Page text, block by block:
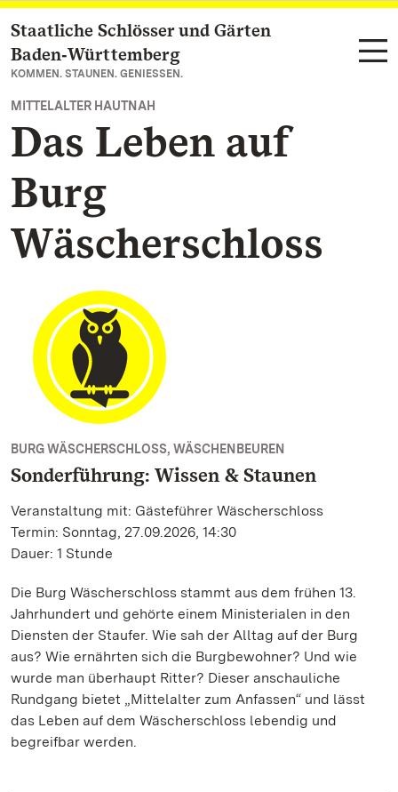
Zum Hauptinhalt springen
Staatliche Schlösser und Gärten
Baden‑Württemberg
KOMMEN. STAUNEN. GENIESSEN.
MITTELALTER HAUTNAH
Das Leben auf
Burg
Wäscherschloss
BURG WÄSCHERSCHLOSS, WÄSCHENBEUREN
Sonderführung: Wissen & Staunen
Veranstaltung mit: Gästeführer Wäscherschloss
Termin: Sonntag, 27.09.2026, 14:30
Dauer: 1 Stunde
Die Burg Wäscherschloss stammt aus dem frühen 13.
Jahrhundert und gehörte einem Ministerialen in den
Diensten der Staufer. Wie sah der Alltag auf der Burg
aus? Wie ernährten sich die Burgbewohner? Und wie
wurde man überhaupt Ritter? Dieser anschauliche
Rundgang bietet „Mittelalter zum Anfassen“ und lässt
das Leben auf dem Wäscherschloss lebendig und
begreifbar werden.